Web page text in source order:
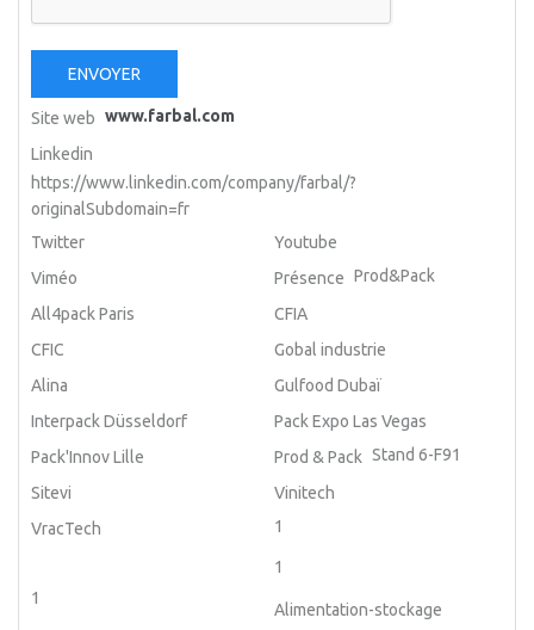
ENVOYER
Site web www.farbal.com
Linkedin
https://www.linkedin.com/company/farbal/?
originalSubdomain=fr
Twitter
Youtube
Viméo
Présence Prod&Pack
All4pack Paris
CFIA
CFIC
Gobal industrie
Alina
Gulfood Dubaï
Interpack Düsseldorf
Pack Expo Las Vegas
Pack'Innov Lille
Prod & Pack Stand 6-F91
Sitevi
Vinitech
VracTech
1
1
1
Alimentation-stockage